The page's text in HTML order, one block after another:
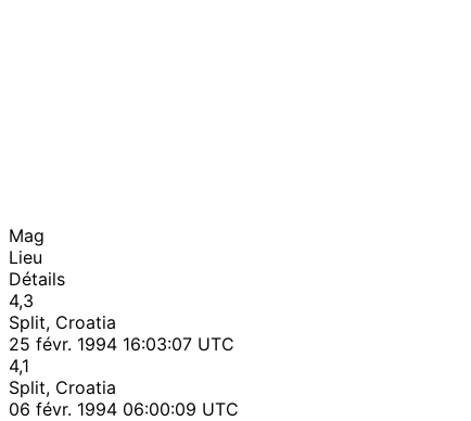
Mag
Lieu
Détails
4,3
Split, Croatia
25 févr. 1994 16:03:07 UTC
4,1
Split, Croatia
06 févr. 1994 06:00:09 UTC